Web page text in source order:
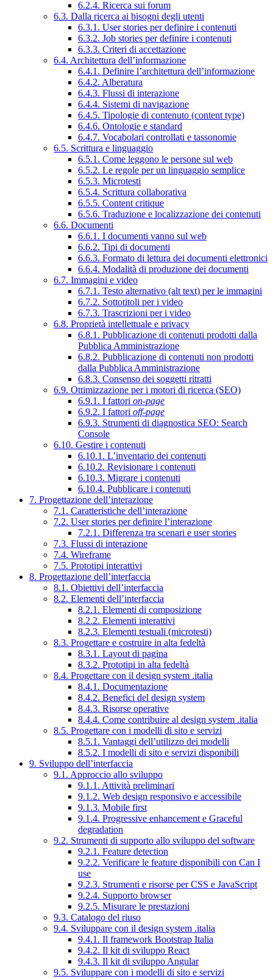
6.2.4. Ricerca sui forum
6.3. Dalla ricerca ai bisogni degli utenti
6.3.1. User stories per definire i contenuti
6.3.2. Job stories per definire i contenuti
6.3.3. Criteri di accettazione
6.4. Architettura dell’informazione
6.4.1. Definire l’architettura dell’informazione
6.4.2. Alberatura
6.4.3. Flussi di interazione
6.4.4. Sistemi di navigazione
6.4.5. Tipologie di contenuto (content type)
6.4.6. Ontologie e standard
6.4.7. Vocabolari controllati e tassonomie
6.5. Scrittura e linguaggio
6.5.1. Come leggono le persone sul web
6.5.2. Le regole per un linguaggio semplice
6.5.3. Microtesti
6.5.4. Scrittura collaborativa
6.5.5. Content critique
6.5.6. Traduzione e localizzazione dei contenuti
6.6. Documenti
6.6.1. I documenti vanno sul web
6.6.2. Tipi di documenti
6.6.3. Formato di lettura dei documenti elettronici
6.6.4. Modalità di produzione dei documenti
6.7. Immagini e video
6.7.1. Testo alternativo (alt text) per le immagini
6.7.2. Sottotitoli per i video
6.7.3. Trascrizioni per i video
6.8. Proprietà intellettuale e privacy
6.8.1. Pubblicazione di contenuti prodotti dalla
Pubblica Amministrazione
6.8.2. Pubblicazione di contenuti non prodotti
dalla Pubblica Amministrazione
6.8.3. Consenso dei soggetti ritratti
6.9. Ottimizzazione per i motori di ricerca (SEO)
6.9.1. I fattori on-page
6.9.2. I fattori off-page
6.9.3. Strumenti di diagnostica SEO: Search
Console
6.10. Gestire i contenuti
6.10.1. L’inventario dei contenuti
6.10.2. Revisionare i contenuti
6.10.3. Migrare i contenuti
6.10.4. Pubblicare i contenuti
7. Progettazione dell’interazione
7.1. Caratteristiche dell’interazione
7.2. User stories per definire l’interazione
7.2.1. Differenza tra scenari e user stories
7.3. Flussi di interazione
7.4. Wireframe
7.5. Prototipi interattivi
8. Progettazione dell’interfaccia
8.1. Obiettivi dell’interfaccia
8.2. Elementi dell’interfaccia
8.2.1. Elementi di composizione
8.2.2. Elementi interattivi
8.2.3. Elementi testuali (microtesti)
8.3. Progettare e costruire in alta fedeltà
8.3.1. Layout di pagina
8.3.2. Prototipi in alta fedeltà
8.4. Progettare con il design system .italia
8.4.1. Documentazione
8.4.2. Benefici del design system
8.4.3. Risorse operative
8.4.4. Come contribuire al design system .italia
8.5. Progettare con i modelli di sito e servizi
8.5.1. Vantaggi dell’utilizzo dei modelli
8.5.2. I modelli di sito e servizi disponibili
9. Sviluppo dell’interfaccia
9.1. Approccio allo sviluppo
9.1.1. Attività preliminari
9.1.2. Web design responsivo e accessibile
9.1.3. Mobile first
9.1.4. Progressive enhancement e Graceful
degradation
9.2. Strumenti di supporto allo sviluppo del software
9.2.1. Feature detection
9.2.2. Verificare le feature disponibili con Can I
use
9.2.3. Strumenti e risorse per CSS e JavaScript
9.2.4. Supporto browser
9.2.5. Misurare le prestazioni
9.3. Catalogo del riuso
9.4. Sviluppare con il design system .italia
9.4.1. Il framework Bootstrap Italia
9.4.2. Il kit di sviluppo React
9.4.3. Il kit di sviluppo Angular
9.5. Sviluppare con i modelli di sito e servizi